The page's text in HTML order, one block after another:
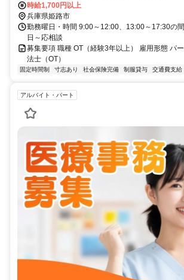
時給1,700円以上
兵庫県姫路市
勤務曜日・時間 9:00～12:00、13:00～17:30の
日～応相談
募集要項 職種 OT（経験3年以上） 雇用形態 パ
法士（OT）
固定時間制 寸志あり 社会保険完備 制服貸与 交通費支給
アルバイト・パート